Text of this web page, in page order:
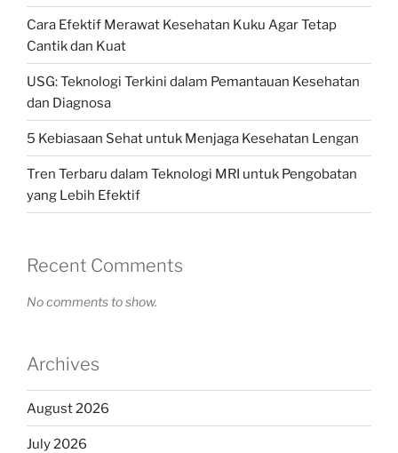
Cara Efektif Merawat Kesehatan Kuku Agar Tetap
Cantik dan Kuat
USG: Teknologi Terkini dalam Pemantauan Kesehatan
dan Diagnosa
5 Kebiasaan Sehat untuk Menjaga Kesehatan Lengan
Tren Terbaru dalam Teknologi MRI untuk Pengobatan
yang Lebih Efektif
Recent Comments
No comments to show.
Archives
August 2026
July 2026